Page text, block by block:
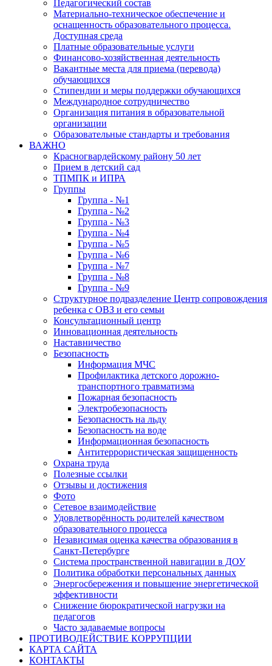
Педагогический состав
Материально-техническое обеспечение и
оснащенность образовательного процесса.
Доступная среда
Платные образовательные услуги
Финансово-хозяйственная деятельность
Вакантные места для приема (перевода)
обучающихся
Стипендии и меры поддержки обучающихся
Международное сотрудничество
Организация питания в образовательной
организации
Образовательные стандарты и требования
ВАЖНО
Красногвардейскому району 50 лет
Прием в детский сад
ТПМПК и ИПРА
Группы
Группа - №1
Группа - №2
Группа - №3
Группа - №4
Группа - №5
Группа - №6
Группа - №7
Группа - №8
Группа - №9
Структурное подразделение Центр сопровождения
ребенка с ОВЗ и его семьи
Консультационный центр
Инновационная деятельность
Наставничество
Безопасность
Информация МЧС
Профилактика детского дорожно-
транспортного травматизма
Пожарная безопасность
Электробезопасность
Безопасность на льду
Безопасность на воде
Информационная безопасность
Антитеррористическая защищенность
Охрана труда
Полезные ссылки
Отзывы и достижения
Фото
Сетевое взаимодействие
Удовлетворённость родителей качеством
образовательного процесса
Независимая оценка качества образования в
Санкт-Петербурге
Система пространственной навигации в ДОУ
Политика обработки персональных данных
Энергосбережения и повышение энергетической
эффективности
Снижение бюрократической нагрузки на
педагогов
Часто задаваемые вопросы
ПРОТИВОДЕЙСТВИЕ КОРРУПЦИИ
КАРТА САЙТА
КОНТАКТЫ